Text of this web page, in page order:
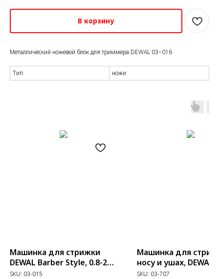
В корзину
Металлический ножевой блок для триммера DEWAL 03−016
Тип ножи
Машинка для стрижки
DEWAL Barber Style, 0.8-2
мм, сетевая, (5 нас.)
SKU: 03-015
Машинка для
носу и ушах, DEWAL,
ножевых блока
SKU: 03-707